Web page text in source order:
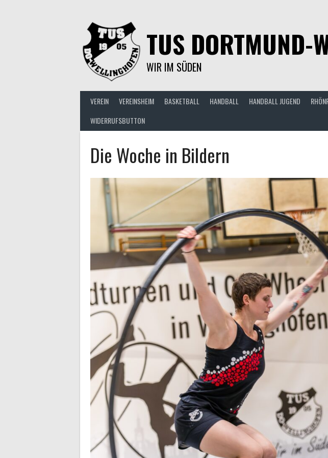
TUS DORTMUND-
WIR IM SÜDEN
VEREIN VEREINSHEIM BASKETBALL HANDBALL HANDBALL JUGEND
WIDERRUFSBUTTON
Die Woche in Bildern